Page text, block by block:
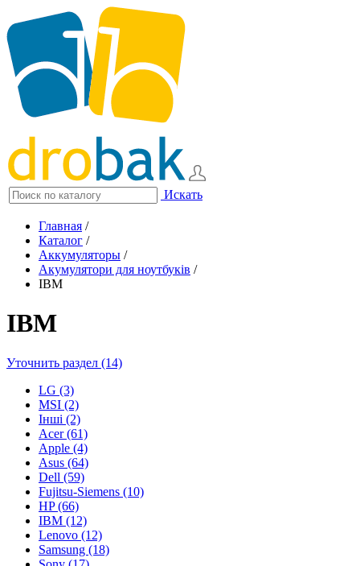
Искать
Главная /
Каталог /
Аккумуляторы /
Акумулятори для ноутбуків /
IBM
IBM
Уточнить раздел (14)
LG (3)
MSI (2)
Інші (2)
Acer (61)
Apple (4)
Asus (64)
Dell (59)
Fujitsu-Siemens (10)
HP (66)
IBM (12)
Lenovo (12)
Samsung (18)